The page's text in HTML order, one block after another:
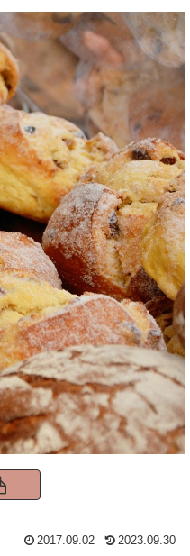
2017.09.02 2023.09.30